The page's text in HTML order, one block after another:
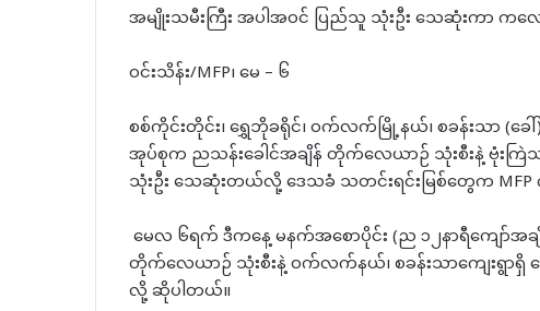
အမျိုးသမီးကြီး အပါအဝင် ပြည်သူ သုံးဦး သေဆုံးကာ ကလ
ဝင်းသိန်း/MFP၊ မေ – ၆
စစ်ကိုင်းတိုင်း၊ ရွှေဘိုခရိုင်၊ ဝက်လက်မြို့နယ်၊ စခန်းသာ (ခ
အုပ်စုက ညသန်းခေါင်အချိန် တိုက်လေယာဉ် သုံးစီးနဲ့ ဗုံးကြဲ
သုံးဦး သေဆုံးတယ်လို့ ဒေသခံ သတင်းရင်းမြစ်တွေက MFP
မေလ ၆ရက် ဒီကနေ့ မနက်အစောပိုင်း (ည ၁၂နာရီကျော်
တိုက်လေယာဉ် သုံးစီးနဲ့ ဝက်လက်နယ်၊ စခန်းသာကျေးရွာ
လို့ ဆိုပါတယ်။